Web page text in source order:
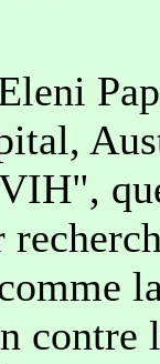
contre